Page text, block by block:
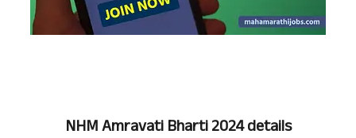
NHM AmravatiBharti 2024 details